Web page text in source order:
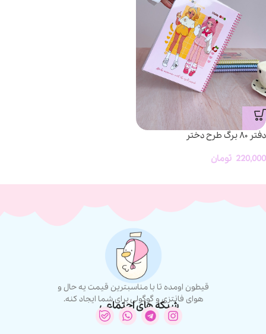
دفتر ۸۰ برگ‌ طرح دختر
220,000 تومان
قیطون اومده تا با مناسبترین قیمت یه حال و
هوای فانتزی و گوگولی برای شما ایجاد کنه.
شبکه های اجتماعی